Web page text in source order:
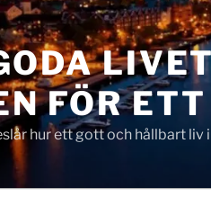
FÖR
hur ett gott och hållbart liv